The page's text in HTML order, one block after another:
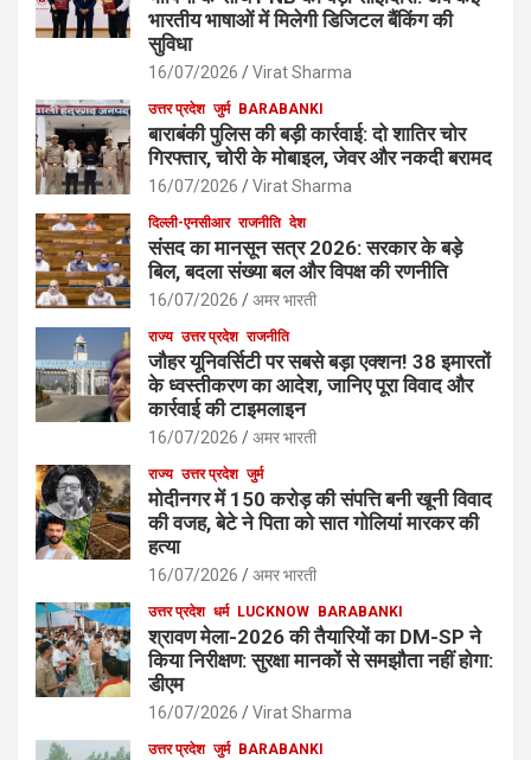
भारतीय भाषाओं में मिलेगी डिजिटल बैंकिंग की
सुविधा
16/07/2026 Virat Sharma
उत्तर प्रदेश जुर्म BARABANKI
बाराबंकी पुलिस की बड़ी कार्रवाई: दो शातिर चोर
गिरफ्तार, चोरी के मोबाइल, जेवर और नकदी बरामद
16/07/2026 Virat Sharma
दिल्ली-एनसीआर राजनीति देश
संसद का मानसून सत्र 2026: सरकार के बड़े
बिल, बदला संख्या बल और विपक्ष की रणनीति
16/07/2026 अमर भारती
राज्य उत्तर प्रदेश राजनीति
जौहर यूनिवर्सिटी पर सबसे बड़ा एक्शन! 38 इमारतों
के ध्वस्तीकरण का आदेश, जानिए पूरा विवाद और
कार्रवाई की टाइमलाइन
16/07/2026 अमर भारती
राज्य उत्तर प्रदेश जुर्म
मोदीनगर में 150 करोड़ की संपत्ति बनी खूनी विवाद
की वजह, बेटे ने पिता को सात गोलियां मारकर की
हत्या
16/07/2026 अमर भारती
उत्तर प्रदेश धर्म LUCKNOW BARABANKI
श्रावण मेला-2026 की तैयारियों का DM-SP ने
किया निरीक्षण: सुरक्षा मानकों से समझौता नहीं होगा:
डीएम
16/07/2026 Virat Sharma
उत्तर प्रदेश जुर्म BARABANKI